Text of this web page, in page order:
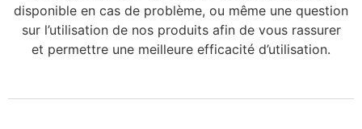
disponible en cas de problème, ou même une question
sur l’utilisation de nos produits afin de vous rassurer
et permettre une meilleure efficacité d’utilisation.